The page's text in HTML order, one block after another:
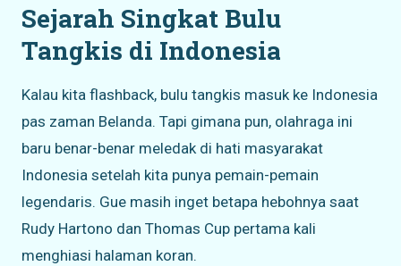
Sejarah Singkat Bulu
Tangkis di Indonesia
Kalau kita flashback, bulu tangkis masuk ke Indonesia
pas zaman Belanda. Tapi gimana pun, olahraga ini
baru benar-benar meledak di hati masyarakat
Indonesia setelah kita punya pemain-pemain
legendaris. Gue masih inget betapa hebohnya saat
Rudy Hartono dan Thomas Cup pertama kali
menghiasi halaman koran.